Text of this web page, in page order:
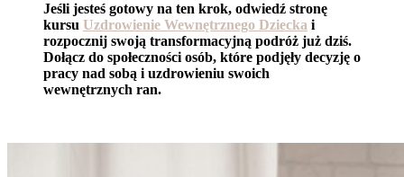
Jeśli jesteś gotowy na ten krok, odwiedź stronę
kursu Uzdrowienie Wewnętrznego Dziecka i
rozpocznij swoją transformacyjną podróż już dziś.
Dołącz do społeczności osób, które podjęły decyzję o
pracy nad sobą i uzdrowieniu swoich
wewnętrznych ran.